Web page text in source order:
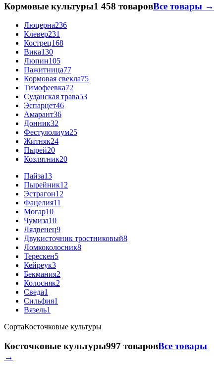
Кормовые культуры1 458 товаровВсе товары →
Люцерна236
Клевер231
Кострец168
Вика130
Люпин105
Пажитница77
Кормовая свекла75
Тимофеевка72
Суданская трава53
Эспарцет46
Амарант36
Донник32
Фестулолиум25
Житняк24
Пырей20
Козлятник20
Пайза13
Пырейник12
Эстрагон12
Фацелия11
Могар10
Чумиза10
Лядвенец9
Двукисточник тростниковый8
Ломкоколосник8
Терескен5
Кейреук3
Бекмания2
Колосняк2
Сведа1
Сильфия1
Вязель1
СортаКосточковые культуры
Косточковые культуры997 товаровВсе товары
→